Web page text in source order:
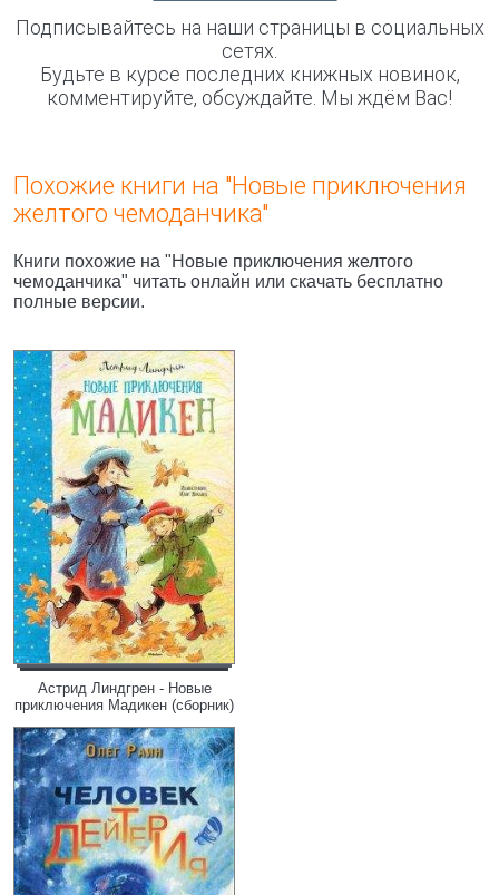
Подписывайтесь на наши страницы в социальных
сетях.
Будьте в курсе последних книжных новинок,
комментируйте, обсуждайте. Мы ждём Вас!
Похожие книги на "Новые приключения
желтого чемоданчика"
Книги похожие на "Новые приключения желтого
чемоданчика" читать онлайн или скачать бесплатно
полные версии.
Астрид Линдгрен - Новые
приключения Мадикен (сборник)